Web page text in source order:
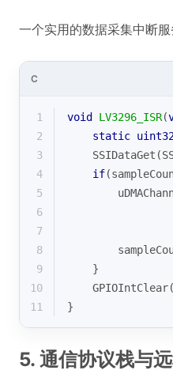
一个实用的数据采集中断服
C
1 void LV3296_ISR(
2
static
3
4
if
5
6
7
8
9
    }
10
11
}
5. 通信协议栈与